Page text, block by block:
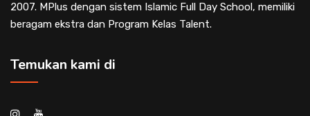
2007. MPlus dengan sistem Islamic Full Day School, memiliki
beragam ekstra dan Program Kelas Talent.
Temukan kami di